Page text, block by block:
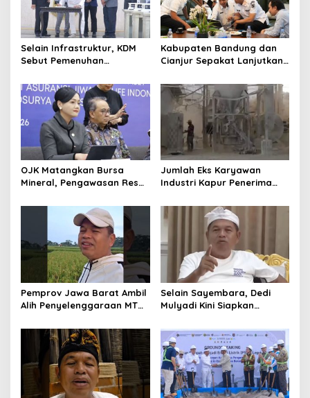
Selain Infrastruktur, KDM
Sebut Pemenuhan
Masyarakat Jadi Fokus
APBD Jabar 2027
Kabupaten Bandung dan
Cianjur Sepakat Lanjutkan
Percepat Pertumbuhan
Ekonomi Daerah
OJK Matangkan Bursa
Mineral, Pengawasan Resmi
Jumlah Eks Karyawan
Industri Kapur Penerima
Bertambah, KDM: Kita
Identifikasi
Pemprov Jawa Barat Ambil
Alih Penyelenggaraan MTQ
Jadi Tuan Rumah
Selain Sayembara, Dedi
Mulyadi Kini Siapkan
Sebarkan Lokasi Penjualan
Narkotika